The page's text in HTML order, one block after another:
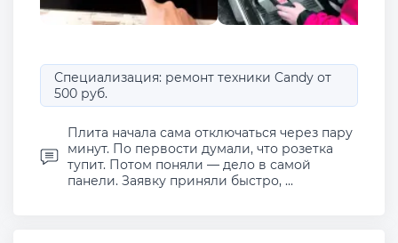
Специализация: ремонт техники Candy от
500 руб.
Плита начала сама отключаться через пару
минут. По первости думали, что розетка
тупит. Потом поняли — дело в самой
панели. Заявку приняли быстро, ...